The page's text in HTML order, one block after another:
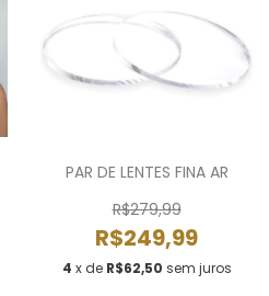
PAR DE LENTES FINA AR
R$279,99
R$249,99
4 x de R$62,50 sem juros